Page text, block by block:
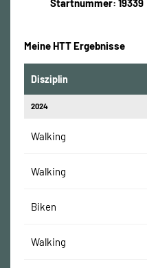
Startnummer: 19339
Meine HTT Ergebnisse
Disziplin
2024
Walking
Walking
Biken
Walking